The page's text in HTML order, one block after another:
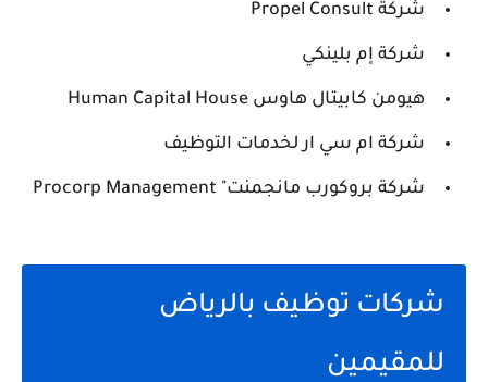
شركة Propel Consult
شركة إم بلينكي
هيومن كابيتال هاوس Human Capital House
شركة ام سي ار لخدمات التوظيف
شركة بروكورب مانجمنت" Procorp Management
شركات توظيف بالرياض
للمقيمين